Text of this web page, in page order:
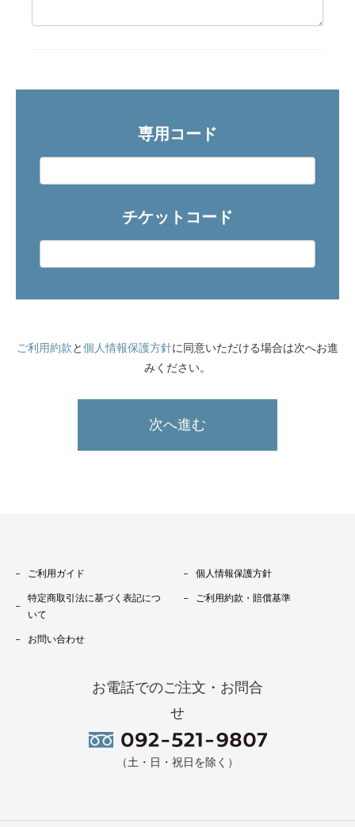
専用コード
チケットコード
ご利用約款 と 個人情報保護方針に同意いただける場合は次へお進
みください。
ご利用ガイド 個人情報保護方針
特定商取引法に基づく表記につ
いて
ご利用約款・賠償基準
お問い合わせ
お電話でのご注文・お問合
せ
（土・日・祝日を除く）